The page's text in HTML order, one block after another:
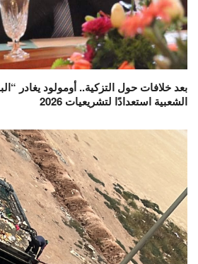
بعد خلافات حول التزكية.. أومولود يغادر
الشعبية استعدادًا لتشريعيات 2026